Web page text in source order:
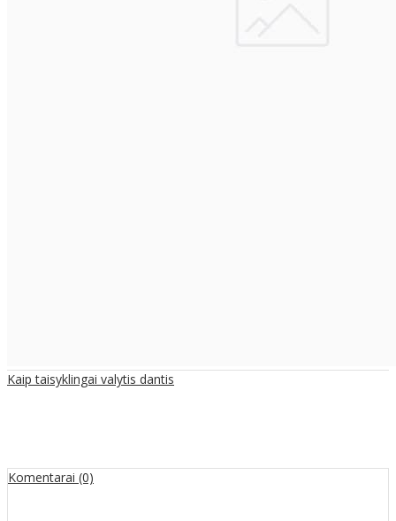
Kaip taisyklingai valytis dantis
Komentarai (0)